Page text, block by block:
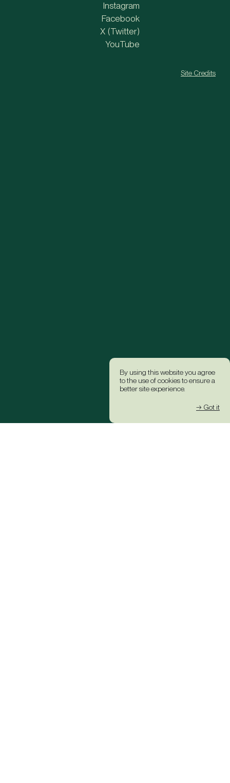
By using this website you agree
to the use of cookies to ensure a
better site experience.
→ Got it
Instagram
Facebook
X (Twitter)
YouTube
Site Credits